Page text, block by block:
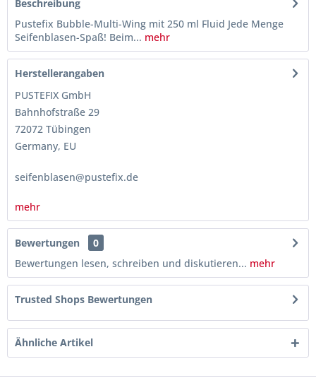
Beschreibung
Pustefix Bubble-Multi-Wing mit 250 ml Fluid Jede Menge
Seifenblasen-Spaß! Beim... mehr
Herstellerangaben
PUSTEFIX GmbH
Bahnhofstraße 29
72072 Tübingen
Germany, EU
seifenblasen@pustefix.de
mehr
Bewertungen
0
Bewertungen lesen, schreiben und diskutieren... mehr
Trusted Shops Bewertungen
Ähnliche Artikel